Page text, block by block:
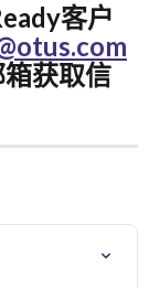
客户
获取信